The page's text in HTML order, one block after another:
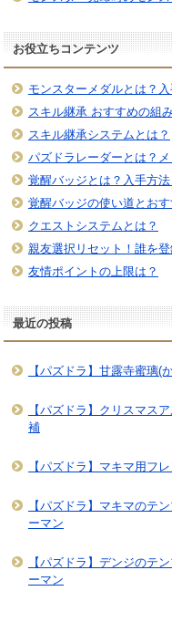
お役立ちコンテンツ
モンスターメダルとは？入
スキル継承 おすすめの組
スキル継承システムとは？
パズドラレーダーとは？
覚醒バッジとは？入手方
覚醒バッジの使い道とお
クエストシステムとは？
親友選択リセット！誰を登
友情ポイントの上限は？
最近の投稿
【パズドラ】甘露寺蜜璃(
【パズドラ】クリスマス
補
【パズドラ】マキマ用フ
【パズドラ】マキマのテ
ーマン
【パズドラ】デンジのテ
ーマン